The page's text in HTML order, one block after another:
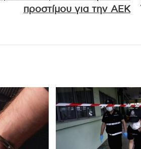
προστίμου για την ΑΕΚ